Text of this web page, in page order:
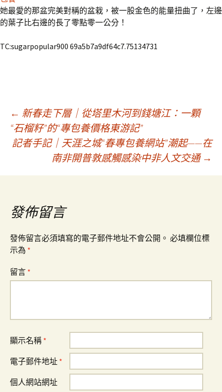
她最愛的那盆完美對稱的盆栽，被一股金色的能量扭曲了，左邊
的葉子比右邊的長了零點零一公分！
TC:sugarpopular900 69a5b7a9df64c7.75134731
文
章
導
覽
← 新春走下層｜從塔里木河到錢塘江：一顆
“石榴籽”的“專包養價格東游記”
記者手記｜天涯之城“春專包養網站”潮起——在
南非開普敦感觸感染中非人文交通 →
發佈留言
發佈留言必須填寫的電子郵件地址不會公開。 必填欄位標
示為 *
留言 *
顯示名稱 *
電子郵件地址 *
個人網站網址